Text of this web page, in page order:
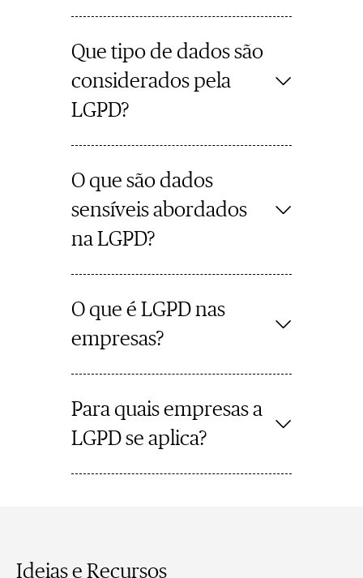
Que tipo de dados são
considerados pela
LGPD?
O que são dados
sensíveis abordados
na LGPD?
O que é LGPD nas
empresas?
Para quais empresas a
LGPD se aplica?
Ideias e Recursos